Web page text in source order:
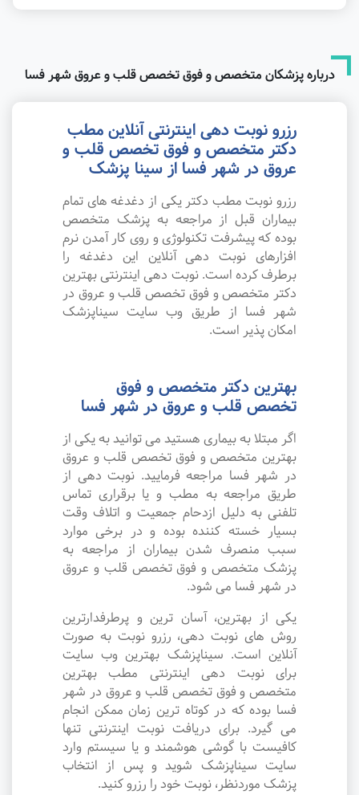
درباره پزشکان متخصص و فوق تخصص قلب و عروق شهر فسا
رزرو نوبت دهی اینترنتی آنلاین مطب
دکتر متخصص و فوق تخصص قلب و
عروق در شهر فسا از سینا پزشک
رزرو نوبت مطب دکتر یکی از دغدغه های تمام
بیماران قبل از مراجعه به پزشک متخصص
بوده که پیشرفت تکنولوژی و روی کار آمدن نرم
افزارهای نوبت دهی آنلاین این دغدغه را
برطرف کرده است. نوبت دهی اینترنتی بهترین
دکتر متخصص و فوق تخصص قلب و عروق در
شهر فسا از طریق وب سایت سیناپزشک
امکان پذیر است.
بهترین دکتر متخصص و فوق
تخصص قلب و عروق در شهر فسا
اگر مبتلا به بیماری هستید می توانید به یکی از
بهترین متخصص و فوق تخصص قلب و عروق
در شهر فسا مراجعه فرمایید. نوبت دهی از
طریق مراجعه به مطب و یا برقراری تماس
تلفنی به دلیل ازدحام جمعیت و اتلاف وقت
بسیار خسته کننده بوده و در برخی موارد
سبب منصرف شدن بیماران از مراجعه به
پزشک متخصص و فوق تخصص قلب و عروق
در شهر فسا می شود.
یکی از بهترین، آسان ترین و پرطرفدارترین
روش های نوبت دهی، رزرو نوبت به صورت
آنلاین است. سیناپزشک بهترین وب سایت
برای نوبت دهی اینترنتی مطب بهترین
متخصص و فوق تخصص قلب و عروق در شهر
فسا بوده که در کوتاه ترین زمان ممکن انجام
می گیرد. برای دریافت نوبت اینترنتی تنها
کافیست با گوشی هوشمند و یا سیستم وارد
سایت سیناپزشک شوید و پس از انتخاب
پزشک موردنظر، نوبت خود را رزرو کنید.